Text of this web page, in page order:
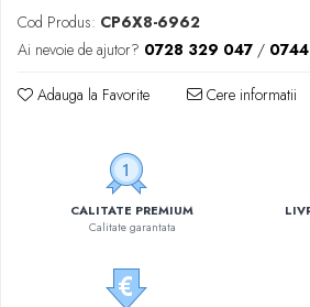
Cod Produs: CP6X8-6962
Ai nevoie de ajutor? 0728 329 047 /
Adauga la Favorite Cere informatii
CALITATE PREMIUM
Calitate garantata